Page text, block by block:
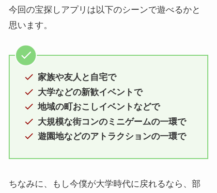
今回の宝探しアプリは以下のシーンで遊べるかと
思います。
家族や友人と自宅で
大学などの新歓イベントで
地域の町おこしイベントなどで
大規模な街コンのミニゲームの一環で
遊園地などのアトラクションの一環で
ちなみに、もし今僕が大学時代に戻れるなら、部